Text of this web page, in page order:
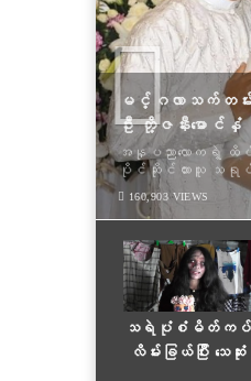
ဒုတိယအကြိမ် ကိုဗ
ဇနီးဖြစ်သူနှင့်အတူ
အဖြစ် ကိုဗစ်ရော
ဇနီးဖြစ်သူမှာလည်း
158,332 VIEWS
သရဲပုံစံမိတ်ကပ်
လိမ်းခြယ်ပြီး သေဆုံး